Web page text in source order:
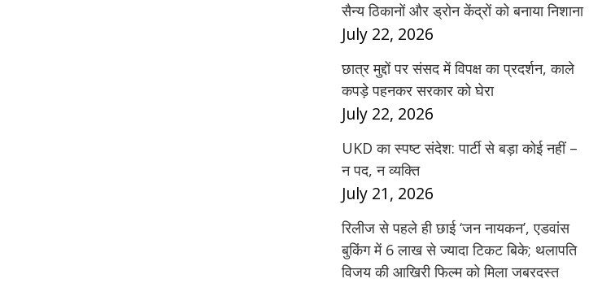
सैन्य ठिकानों और ड्रोन केंद्रों को बनाया निशाना
July 22, 2026
छात्र मुद्दों पर संसद में विपक्ष का प्रदर्शन, काले
कपड़े पहनकर सरकार को घेरा
July 22, 2026
UKD का स्पष्ट संदेश: पार्टी से बड़ा कोई नहीं –
न पद, न व्यक्ति
July 21, 2026
रिलीज से पहले ही छाई ‘जन नायकन’, एडवांस
बुकिंग में 6 लाख से ज्यादा टिकट बिके; थलापति
विजय की आखिरी फिल्म को मिला जबरदस्त